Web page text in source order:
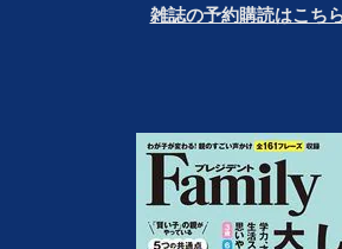
雑誌の予約購読はこち